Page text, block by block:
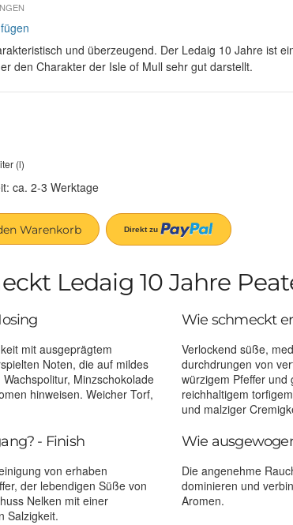
und überzeugend. Der Ledaig 10 Jahre ist
den Charakter der Isle of Mull sehr gut darstellt.
(l)
ca. 2-3 Werktage
Warenkorb
Ledaig 10 Jahre
mit ausgeprägtem
Noten, die auf mildes
Minzschokolade
hinweisen. Weicher Torf,
Wie schmeckt
Verlockend süße,
durchdrungen von
würzigem Pfeffer
reichhaltigem
und malziger
- Finish
von erhaben
der lebendigen Süße von
Nelken mit einer
Salzigkeit.
Wie
Die angenehme
dominieren und
Aromen.